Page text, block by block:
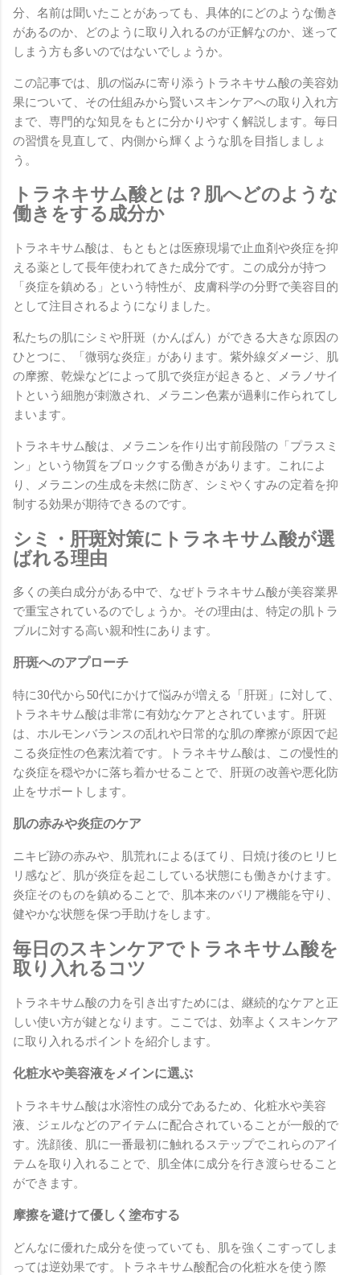
分、名前は聞いたことがあっても、具体的にどのような働き
があるのか、どのように取り入れるのが正解なのか、迷って
しまう方も多いのではないでしょうか。
この記事では、肌の悩みに寄り添うトラネキサム酸の美容効
果について、その仕組みから賢いスキンケアへの取り入れ方
まで、専門的な知見をもとに分かりやすく解説します。毎日
の習慣を見直して、内側から輝くような肌を目指しましょ
う。
トラネキサム酸とは？肌へどのような
働きをする成分か
トラネキサム酸は、もともとは医療現場で止血剤や炎症を抑
える薬として長年使われてきた成分です。この成分が持つ
「炎症を鎮める」という特性が、皮膚科学の分野で美容目的
として注目されるようになりました。
私たちの肌にシミや肝斑（かんぱん）ができる大きな原因の
ひとつに、「微弱な炎症」があります。紫外線ダメージ、肌
の摩擦、乾燥などによって肌で炎症が起きると、メラノサイ
トという細胞が刺激され、メラニン色素が過剰に作られてし
まいます。
トラネキサム酸は、メラニンを作り出す前段階の「プラスミ
ン」という物質をブロックする働きがあります。これによ
り、メラニンの生成を未然に防ぎ、シミやくすみの定着を抑
制する効果が期待できるのです。
シミ・肝斑対策にトラネキサム酸が選
ばれる理由
多くの美白成分がある中で、なぜトラネキサム酸が美容業界
で重宝されているのでしょうか。その理由は、特定の肌トラ
ブルに対する高い親和性にあります。
肝斑へのアプローチ
特に30代から50代にかけて悩みが増える「肝斑」に対して、
トラネキサム酸は非常に有効なケアとされています。肝斑
は、ホルモンバランスの乱れや日常的な肌の摩擦が原因で起
こる炎症性の色素沈着です。トラネキサム酸は、この慢性的
な炎症を穏やかに落ち着かせることで、肝斑の改善や悪化防
止をサポートします。
肌の赤みや炎症のケア
ニキビ跡の赤みや、肌荒れによるほてり、日焼け後のヒリヒ
リ感など、肌が炎症を起こしている状態にも働きかけます。
炎症そのものを鎮めることで、肌本来のバリア機能を守り、
健やかな状態を保つ手助けをします。
毎日のスキンケアでトラネキサム酸を
取り入れるコツ
トラネキサム酸の力を引き出すためには、継続的なケアと正
しい使い方が鍵となります。ここでは、効率よくスキンケア
に取り入れるポイントを紹介します。
化粧水や美容液をメインに選ぶ
トラネキサム酸は水溶性の成分であるため、化粧水や美容
液、ジェルなどのアイテムに配合されていることが一般的で
す。洗顔後、肌に一番最初に触れるステップでこれらのアイ
テムを取り入れることで、肌全体に成分を行き渡らせること
ができます。
摩擦を避けて優しく塗布する
どんなに優れた成分を使っていても、肌を強くこすってしま
っては逆効果です。トラネキサム酸配合の化粧水を使う際